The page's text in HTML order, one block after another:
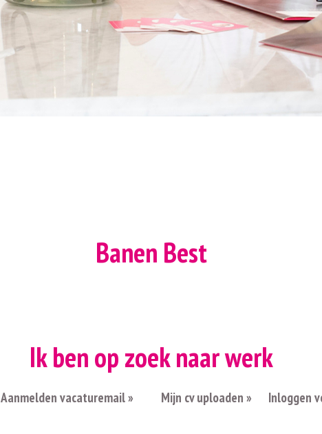
Banen Best
Ik ben op zoek naar werk
Aanmelden vacaturemail » Mijn cv uploaden » Inloggen